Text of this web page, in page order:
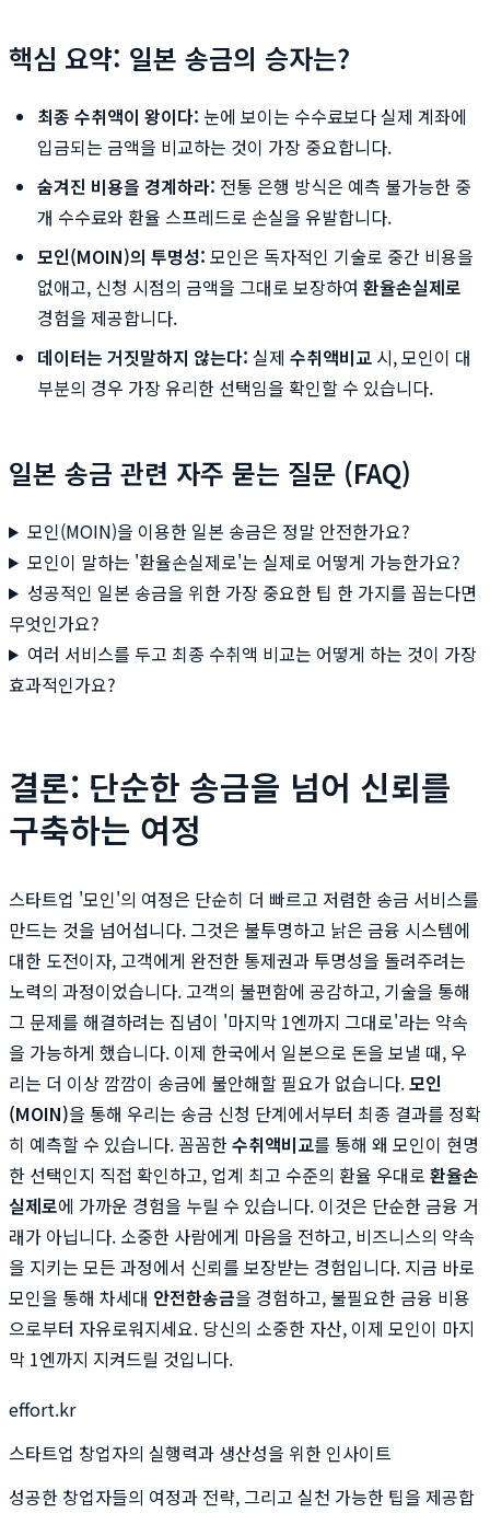
핵심 요약: 일본 송금의 승자는?
최종 수취액이 왕이다: 눈에 보이는 수수료보다 실제 계좌에
입금되는 금액을 비교하는 것이 가장 중요합니다.
숨겨진 비용을 경계하라: 전통 은행 방식은 예측 불가능한 중
개 수수료와 환율 스프레드로 손실을 유발합니다.
모인(MOIN)의 투명성: 모인은 독자적인 기술로 중간 비용을
없애고, 신청 시점의 금액을 그대로 보장하여 환율손실제로
경험을 제공합니다.
데이터는 거짓말하지 않는다: 실제 수취액비교 시, 모인이 대
부분의 경우 가장 유리한 선택임을 확인할 수 있습니다.
일본 송금 관련 자주 묻는 질문 (FAQ)
모인(MOIN)을 이용한 일본 송금은 정말 안전한가요?
모인이 말하는 '환율손실제로'는 실제로 어떻게 가능한가요?
성공적인 일본 송금을 위한 가장 중요한 팁 한 가지를 꼽는다면
무엇인가요?
여러 서비스를 두고 최종 수취액 비교는 어떻게 하는 것이 가장
효과적인가요?
결론: 단순한 송금을 넘어 신뢰를
구축하는 여정
스타트업 '모인'의 여정은 단순히 더 빠르고 저렴한 송금 서비스를
만드는 것을 넘어섭니다. 그것은 불투명하고 낡은 금융 시스템에
대한 도전이자, 고객에게 완전한 통제권과 투명성을 돌려주려는
노력의 과정이었습니다. 고객의 불편함에 공감하고, 기술을 통해
그 문제를 해결하려는 집념이 '마지막 1엔까지 그대로'라는 약속
을 가능하게 했습니다. 이제 한국에서 일본으로 돈을 보낼 때, 우
리는 더 이상 깜깜이 송금에 불안해할 필요가 없습니다.모인
(MOIN)을 통해 우리는 송금 신청 단계에서부터 최종 결과를 정확
히 예측할 수 있습니다. 꼼꼼한수취액비교를 통해 왜 모인이 현명
한 선택인지 직접 확인하고, 업계 최고 수준의 환율 우대로 환율손
실제로에 가까운 경험을 누릴 수 있습니다. 이것은 단순한 금융 거
래가 아닙니다. 소중한 사람에게 마음을 전하고, 비즈니스의 약속
을 지키는 모든 과정에서 신뢰를 보장받는 경험입니다. 지금 바로
모인을 통해 차세대 안전한송금을 경험하고, 불필요한 금융 비용
으로부터 자유로워지세요. 당신의 소중한 자산, 이제 모인이 마지
막 1엔까지 지켜드릴 것입니다.
effort.kr
스타트업 창업자의 실행력과 생산성을 위한 인사이트
성공한 창업자들의 여정과 전략, 그리고 실천 가능한 팁을 제공합